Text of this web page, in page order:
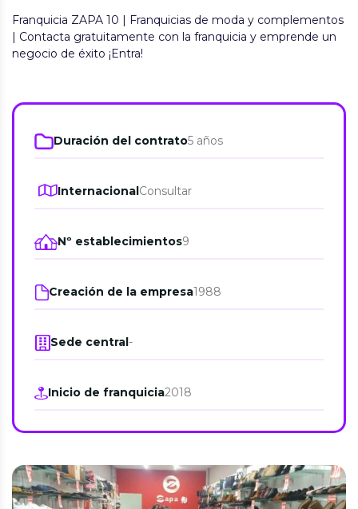
Franquicia ZAPA 10 | Franquicias de moda y complementos
| Contacta gratuitamente con la franquicia y emprende un
negocio de éxito ¡Entra!
Duración del contrato5 años
InternacionalConsultar
Nº establecimientos9
Creación de la empresa1988
Sede central-
Inicio de franquicia2018